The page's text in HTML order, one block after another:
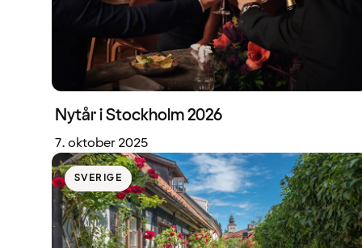
Nytår i Stockholm 2026
7. oktober 2025
SVERIGE